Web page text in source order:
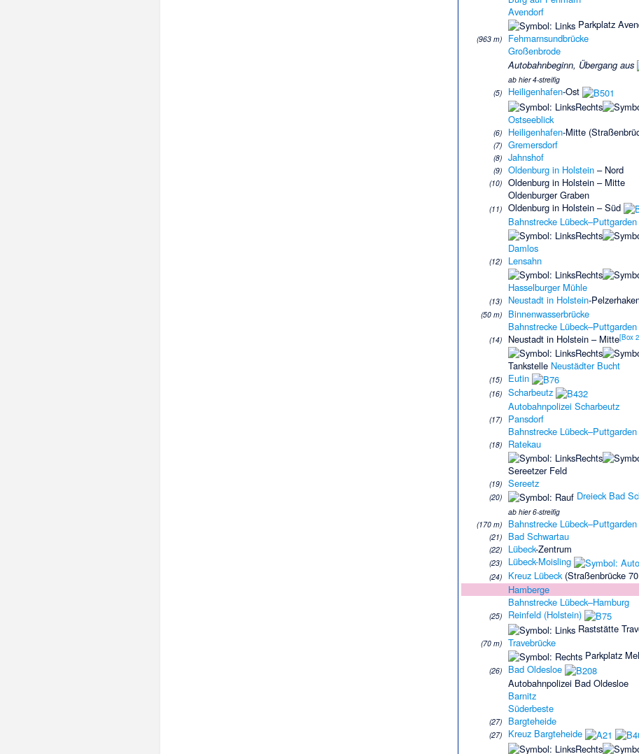
Avendorf
Parkplatz
(963 m)
Fehmarnsundbrücke
Großenbrode
Autobahnbeginn, Übergang aus
ab hier 4-streifig
(5)
Heiligenhafen-Ost
Ostseeblick
(6) Heiligenhafen-Mitte
(7) Gremersdorf
(8) Jahnshof
(9) Oldenburg in Holstein – Nord
(10)
Oldenburg in Holstein – Mitte
Oldenburger Graben
(11)
Oldenburg in Holstein – Süd
Bahnstrecke Lübeck–Puttgarden
Damlos
(12)
Lensahn
Hasselburger Mühle
(13) Neustadt in Holstein-
(50 m)
Binnenwasserbrücke
Bahnstrecke Lübeck–Puttgarden
(14) Neustadt in Holstein – Mitte[Box 2
Tankstelle Neustädter Bucht
(15) Eutin
(16)
Scharbeutz
Autobahnpolizei Scharbeutz
(17)
Pansdorf
Bahnstrecke Lübeck–Puttgarden
(18)
Ratekau
Sereetzer Feld
(19) Sereetz
(20) Dreieck Bad
ab hier 6-streifig
(170 m)
Bahnstrecke Lübeck–Puttgarden
(21) Bad Schwartau
(22) Lübeck-Zentrum
(23) Lübeck-Moisling
(24) Kreuz Lübeck(Straßenbrücke
Hamberge
Bahnstrecke Lübeck–Hamburg
(25)
Reinfeld (Holstein)
Raststätte
(70 m)
Travebrücke
Parkplatz
(26)
Bad Oldesloe
Autobahnpolizei Bad Oldesloe
Barnitz
Süderbeste
(27) Bargteheide
(27) Kreuz Bargteheide